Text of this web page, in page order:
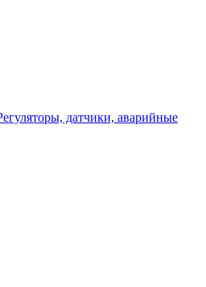
датчики, аварийные